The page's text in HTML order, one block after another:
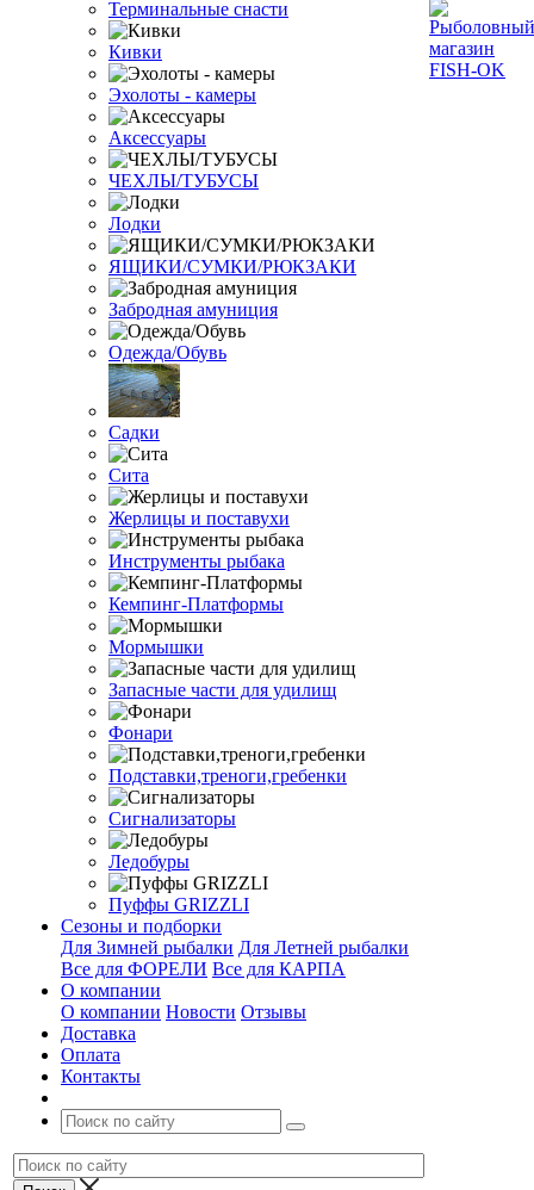
Терминальные снасти
Кивки
Эхолоты - камеры
Аксессуары
ЧЕХЛЫ/ТУБУСЫ
Лодки
ЯЩИКИ/СУМКИ/РЮКЗАКИ
Забродная амуниция
Одежда/Обувь
Садки
Сита
Жерлицы и поставухи
Инструменты рыбака
Кемпинг-Платформы
Мормышки
Запасные части для удилищ
Фонари
Подставки,треноги,гребенки
Сигнализаторы
Ледобуры
Пуффы GRIZZLI
Сезоны и подборки
Для Зимней рыбалки Для Летней рыбалки
Все для ФОРЕЛИ Все для КАРПА
О компании
О компании Новости Отзывы
Доставка
Оплата
Контакты